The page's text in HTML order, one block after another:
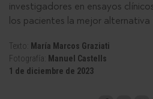
investigadores en ensayos
los pacientes la mejor
Texto:
María Marcos Graziati
Fotografía:
Manuel Castells
1 de diciembre de 2023